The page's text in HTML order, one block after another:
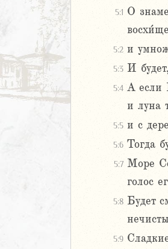
5:1 О
5:2 и
5:3 И
5:4 А если
и луна
5:5 и с
5:6 Тогда
5:7 Море
голос
5:8 Будет
5:9